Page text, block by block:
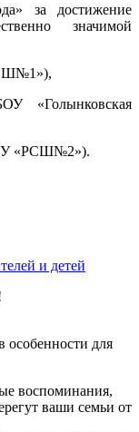
за достижение
значимой
«Голынковская
«РСШ№2»).
и детей
особенности для
воспоминания,
ваши семьи от